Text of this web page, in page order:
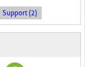
Support (2)